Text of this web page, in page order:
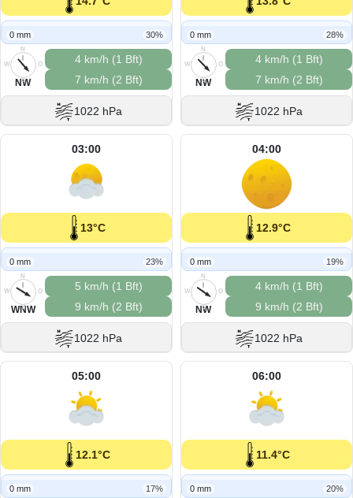
0 mm 30%
N
O
S
W
NW
4 km/h (1 Bft)
7 km/h (2 Bft)
1022 hPa
0 mm 28%
N
O
S
W
NW
4 km/h (1 Bft)
7 km/h (2 Bft)
1022 hPa
03:00
13°C
0 mm 23%
N
O
S
W
WNW
5 km/h (1 Bft)
9 km/h (2 Bft)
1022 hPa
04:00
12.9°C
0 mm 19%
N
O
S
W
NW
4 km/h (1 Bft)
9 km/h (2 Bft)
1022 hPa
05:00
12.1°C
0 mm 17%
06:00
11.4°C
0 mm 20%